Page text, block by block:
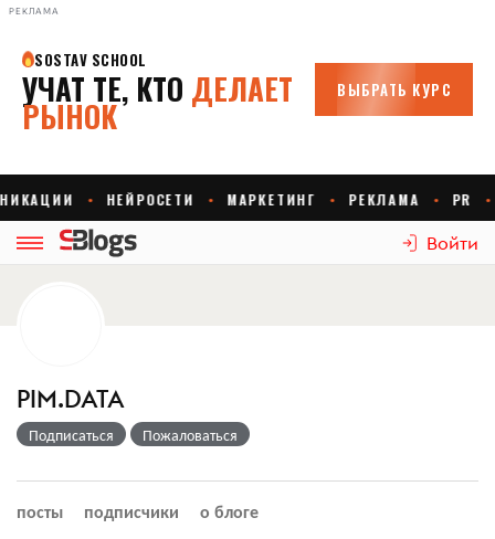
РЕКЛАМА
Войти
PIM.DATA
Подписаться Пожаловаться
посты подписчики о блоге